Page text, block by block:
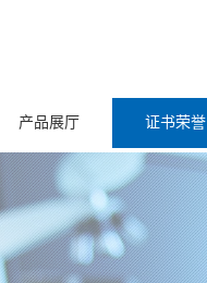
产品展厅 证书荣誉